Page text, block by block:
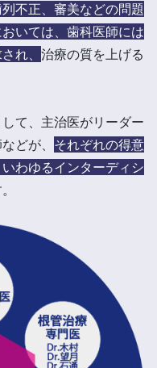
不正、審美などの問題
いては、歯科医師には
れ、 治療の質を上げる
て、主治医がリーダー
どが、 それぞれの得意
わゆるインターディシ